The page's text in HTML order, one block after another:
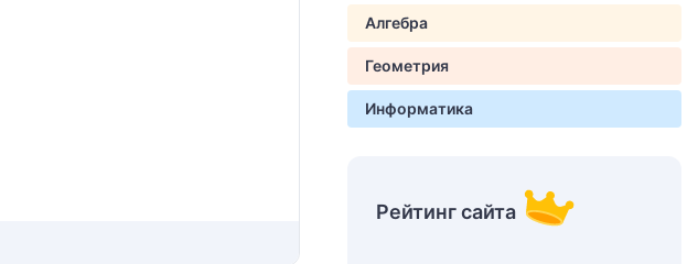
Алгебра
Геометрия
Информатика
Рейтинг сайта